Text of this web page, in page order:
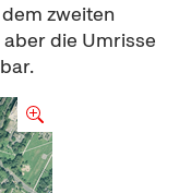
zweiten
die Umrisse